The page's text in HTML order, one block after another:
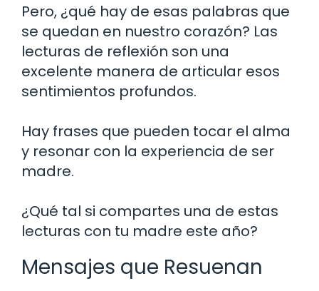
Pero, ¿qué hay de esas palabras que
se quedan en nuestro corazón? Las
lecturas de reflexión son una
excelente manera de articular esos
sentimientos profundos.
Hay frases que pueden tocar el alma
y resonar con la experiencia de ser
madre.
¿Qué tal si compartes una de estas
lecturas con tu madre este año?
Mensajes que Resuenan